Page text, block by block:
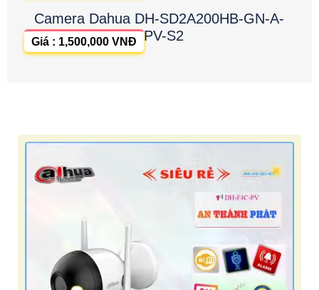
Camera Dahua DH-SD2A200HB-GN-A-
PV-S2
Giá : 1,500,000 VNĐ